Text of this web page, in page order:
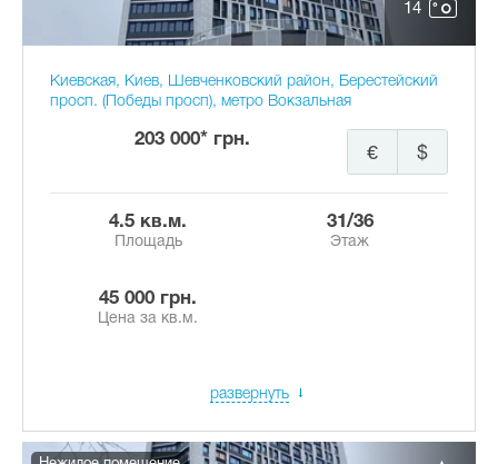
14
Киевская, Киев, Шевченковский район, Берестейский
просп. (Победы просп), метро Вокзальная
203 000* грн.
$
€
4.5 кв.м.
Площадь
31/36
Этаж
45 000 грн.
Цена за кв.м.
развернуть